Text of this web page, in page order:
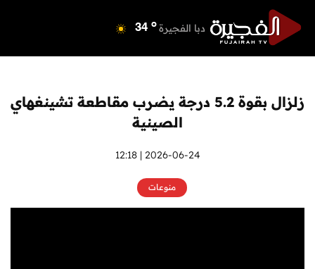
دبا الفجيرة 34 o
أم القيوين 39 o
راس الخيمة 40 o
الفجيرة 33 o
زلزال بقوة 5.2 درجة يضرب مقاطعة تشينغهاي
الصينية
2026-06-24 | 12:18
منوعات